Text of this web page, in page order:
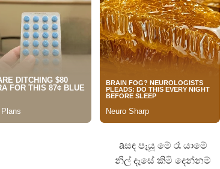
පද පෙළ
පද පෙළ
පද පෙළ
- අහිමි විමයි හිමි ගීතයේ පද පෙළ
aසඳ පෑයූ මේ රෑ යාමේ
නිල් දෑසේ කිමි දෙන්නම්